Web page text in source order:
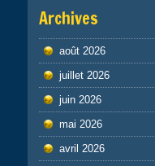
Archives
août 2026
juillet 2026
juin 2026
mai 2026
avril 2026